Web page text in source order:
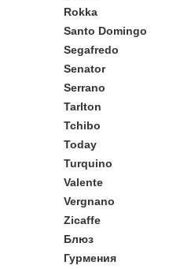
Rokka
Santo Domingo
Segafredo
Senator
Serrano
Tarlton
Tchibo
Today
Turquino
Valente
Vergnano
Zicaffe
Блюз
Гурмения